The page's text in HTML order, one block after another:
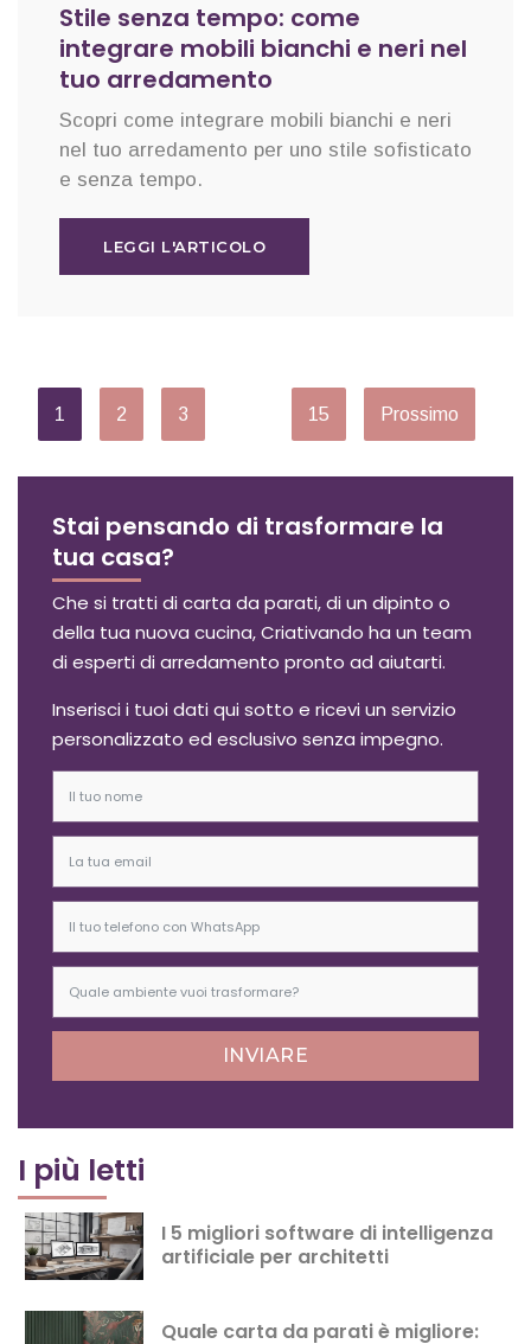
Stile senza tempo: come
integrare mobili bianchi e neri nel
tuo arredamento
Scopri come integrare mobili bianchi e neri
nel tuo arredamento per uno stile sofisticato
e senza tempo.
LEGGI L'ARTICOLO
1 2 3 15 Prossimo
Stai pensando di trasformare la
tua casa?
Che si tratti di carta da parati, di un dipinto o
della tua nuova cucina, Criativando ha un team
di esperti di arredamento pronto ad aiutarti.
Inserisci i tuoi dati qui sotto e ricevi un servizio
personalizzato ed esclusivo senza impegno.
INVIARE
I più letti
I 5 migliori software di intelligenza
artificiale per architetti
Quale carta da parati è migliore: